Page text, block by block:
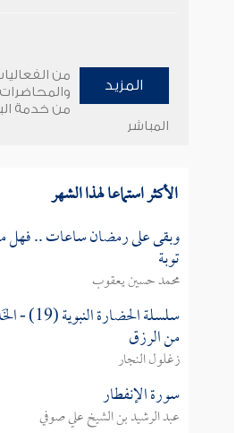
المزيد
من
والمحاضرات
من خدمة
المباشر
الأكثر استماعا لهذا الشهر
وبقى على رمضان ساعات .. فهل
توبة
محمد حسين يعقوب
سلسلة الحضارة
من الرزق
زغلول النجار
سورة الإنفطار
عبد الرشيد بن الشيخ علي صوفي